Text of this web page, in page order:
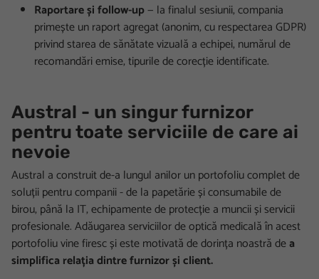
Raportare și follow-up— la finalul sesiunii, compania
primește un raport agregat (anonim, cu respectarea GDPR)
privind starea de sănătate vizuală a echipei, numărul de
recomandări emise, tipurile de corecție identificate.
Austral - un singur furnizor
pentru toate serviciile de care ai
nevoie
Austral a construit de-a lungul anilor un portofoliu complet de
soluții pentru companii - de la papetărie și consumabile de
birou, până la IT, echipamente de protecție a muncii și servicii
profesionale. Adăugarea serviciilor de optică medicală în acest
portofoliu vine firesc și este motivată de dorința noastră dea
simplifica relația dintre furnizor și client.